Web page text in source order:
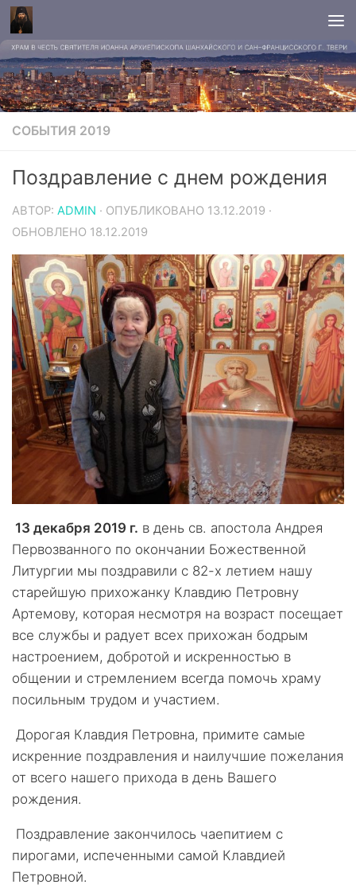
СОБЫТИЯ 2019
Поздравление с днем рождения
АВТОР: ADMIN · ОПУБЛИКОВАНО 13.12.2019 ·
ОБНОВЛЕНО 18.12.2019
13 декабря 2019 г. в день св. апостола Андрея
Первозванного по окончании Божественной
Литургии мы поздравили с 82-х летием нашу
старейшую прихожанку Клавдию Петровну
Артемову, которая несмотря на возраст посещает
все службы и радует всех прихожан бодрым
настроением, добротой и искренностью в
общении и стремлением всегда помочь храму
посильным трудом и участием.
Дорогая Клавдия Петровна, примите самые
искренние поздравления и наилучшие пожелания
от всего нашего прихода в день Вашего
рождения.
Поздравление закончилось чаепитием с
пирогами, испеченными самой Клавдией
Петровной.